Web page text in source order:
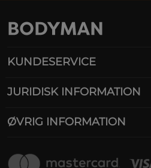
KUNDESERVICE
JURIDISK INFORMATION
ØVRIG INFORMATION